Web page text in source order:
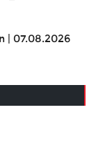
07.08.2026